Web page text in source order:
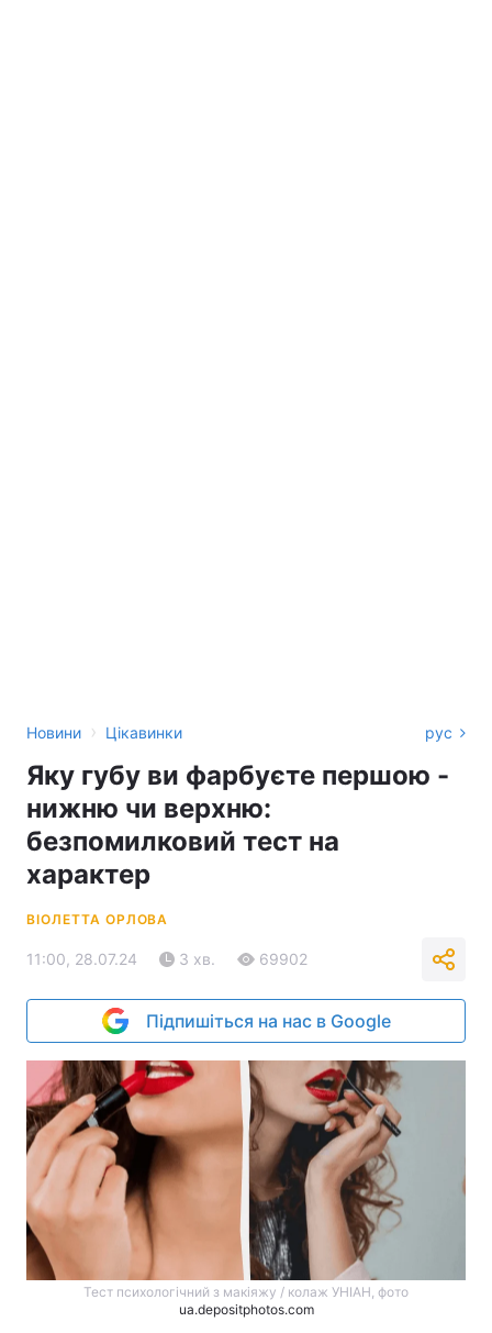
Новини › Цікавинки рус
Яку губу ви фарбуєте першою -
нижню чи верхню:
безпомилковий тест на
характер
ВІОЛЕТТА ОРЛОВА
11:00, 28.07.24 3 хв. 69902
Підпишіться на нас в Google
Тест психологічний з макіяжу / колаж УНІАН, фото
ua.depositphotos.com